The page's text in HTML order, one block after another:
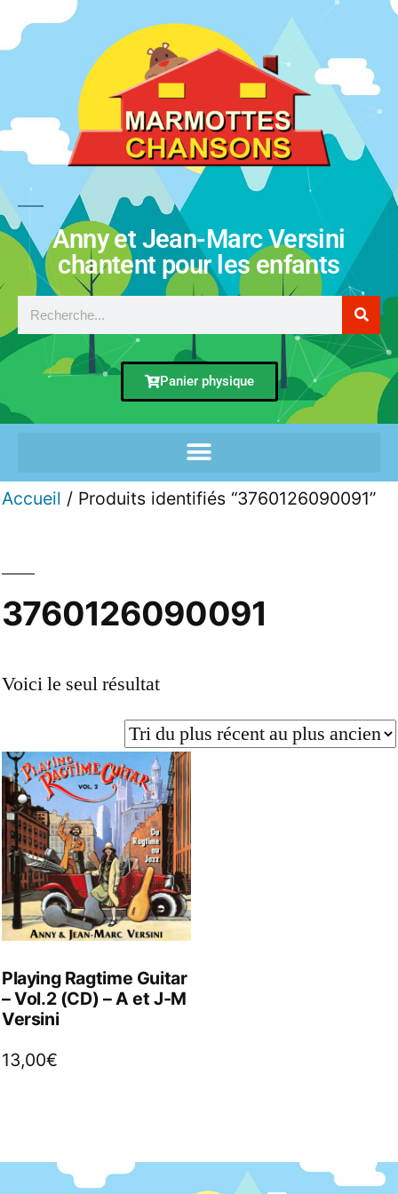
Anny et Jean-Marc Versini
chantent pour les enfants
Panier physique
Accueil / Produits identifiés “3760126090091”
3760126090091
Voici le seul résultat
Playing Ragtime Guitar
– Vol.2 (CD) – A et J-M
Versini
13,00€